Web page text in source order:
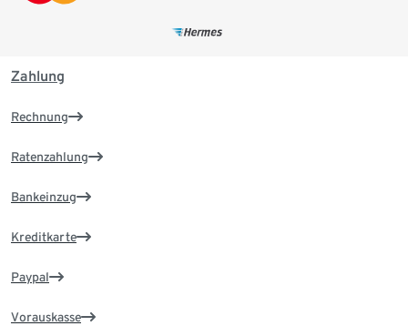
Zahlung
Rechnung
Ratenzahlung
Bankeinzug
Kreditkarte
Paypal
Vorauskasse